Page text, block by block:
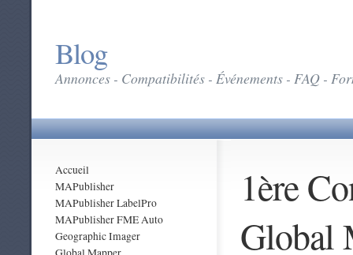
Blog
Annonces - Compatibilités - Événements - FAQ -
Accueil
MAPublisher
MAPublisher LabelPro
MAPublisher FME Auto
Geographic Imager
1ère
Global